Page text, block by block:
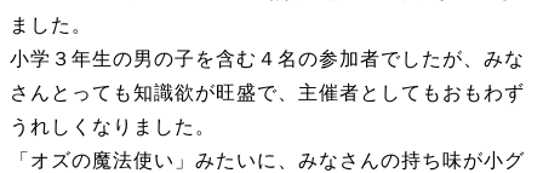
ました。
小学３年生の男の子を含む４名の参加者でしたが、みな
さんとっても知識欲が旺盛で、主催者としてもおもわず
うれしくなりました。
「オズの魔法使い」みたいに、みなさんの持ち味が小グ